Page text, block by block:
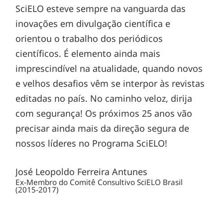
SciELO esteve sempre na vanguarda das
inovações em divulgação científica e
orientou o trabalho dos periódicos
científicos. É elemento ainda mais
imprescindível na atualidade, quando novos
e velhos desafios vêm se interpor às revistas
editadas no país. No caminho veloz, dirija
com segurança! Os próximos 25 anos vão
precisar ainda mais da direção segura de
nossos líderes no Programa SciELO!
José Leopoldo Ferreira Antunes
Ex-Membro do Comitê Consultivo SciELO Brasil
(2015-2017)